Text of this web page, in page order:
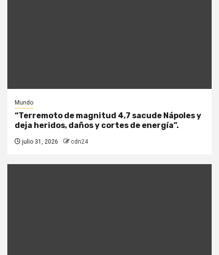
Mundo
“Terremoto de magnitud 4,7 sacude Nápoles y
deja heridos, daños y cortes de energía”.
julio 31, 2026 cdn24